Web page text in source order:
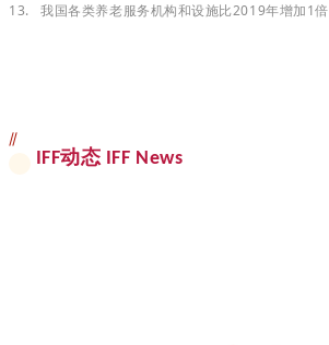
13.我国各类养老服务机构和设施比2019年增加1倍
//
IFF动态 IFF News